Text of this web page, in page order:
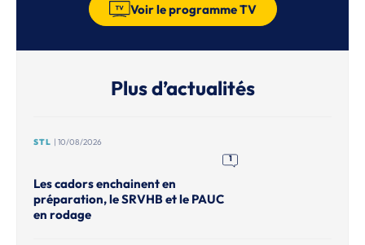
Voir le programme TV
Plus d’actualités
STL | 10/08/2026
1
Les cadors enchainent en
préparation, le SRVHB et le PAUC
en rodage